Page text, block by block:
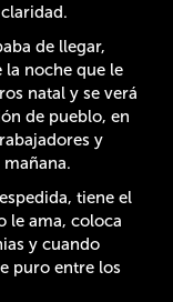
de llegar,
noche que le
natal y se verá
de pueblo, en
y
tiene el
le ama, coloca
y cuando
puro entre los